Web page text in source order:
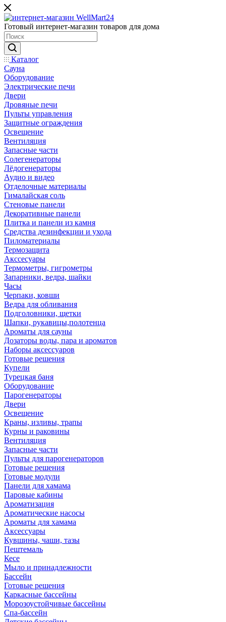
Готовый интернет-магазин товаров для дома
Каталог
Сауна
Оборудование
Электрические печи
Двери
Дровяные печи
Пульты управления
Защитные ограждения
Освещение
Вентиляция
Запасные части
Солегенераторы
Лёдогенераторы
Аудио и видео
Отделочные материалы
Гималайская соль
Стеновые панели
Декоративные панели
Плитка и панели из камня
Средства дезинфекции и ухода
Пиломатериалы
Термозащита
Аксcесуары
Термометры, гигрометры
Запарники, ведра, шайки
Часы
Черпаки, ковши
Ведра для обливания
Подголовники, щетки
Шапки, рукавицы,полотенца
Ароматы для сауны
Дозаторы воды, пара и ароматов
Наборы аксессуаров
Готовые решения
Купели
Турецкая баня
Оборудование
Парогенераторы
Двери
Освещение
Краны, изливы, трапы
Курны и раковины
Вентиляция
Запасные части
Пульты для парогенераторов
Готовые решения
Готовые модули
Панели для хамама
Паровые кабины
Ароматизация
Ароматические насосы
Ароматы для хамама
Аксессуары
Кувшины, чаши, тазы
Пештемаль
Кесе
Мыло и принадлежности
Бассейн
Готовые решения
Каркасные бассейны
Морозоустойчивые бассейны
Спа-бассейн